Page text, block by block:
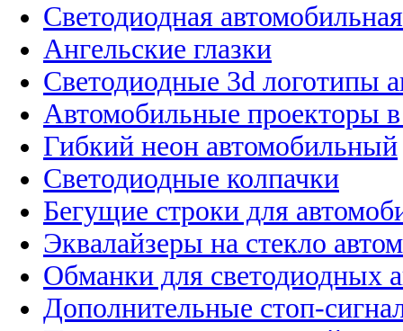
Светодиодная
Ангельские глазки
Светодиодные 3d логотипы
Автомобильные проекторы
Гибкий неон автомобильный
Светодиодные колпачки
Бегущие строки для
Эквалайзеры на стекло
Обманки для светодиодных
Дополнительные стоп-